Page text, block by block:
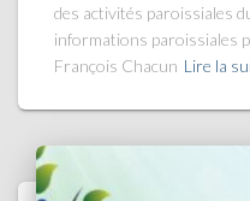
des activités paroissiales
informations paroissiales
François Chacun Lire la